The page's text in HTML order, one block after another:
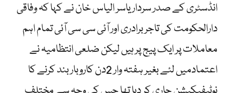
انڈسٹری کے صدر سردار یاسر الیاس خان نے کہا کہ وفاقی
دارالحکومت کی تاجر برادری اور آئی سی سی آئی تمام اہم
معاملات پر ایک پیج پر ہیں لیکن ضلعی انتظامیہ نے
اعتمادمیں لئے بغیر ہفتہ وار 2دن کاروبار بند کرنے کا